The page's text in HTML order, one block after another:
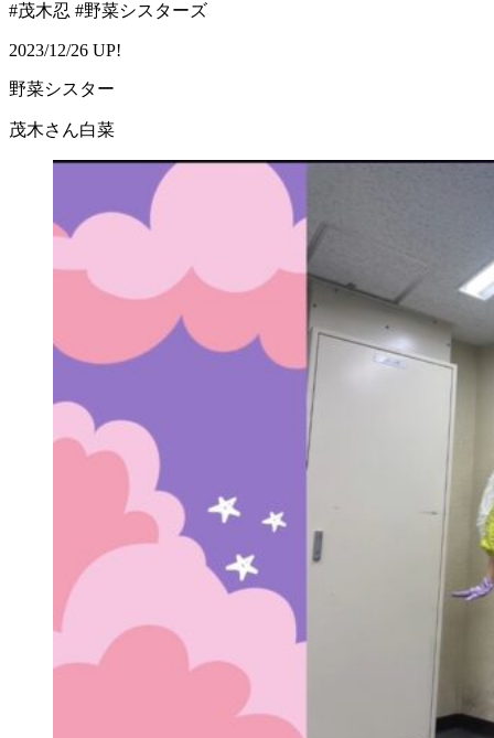
#茂木忍 #野菜シスターズ
2023/12/26 UP!
野菜シスター
茂木さん白菜